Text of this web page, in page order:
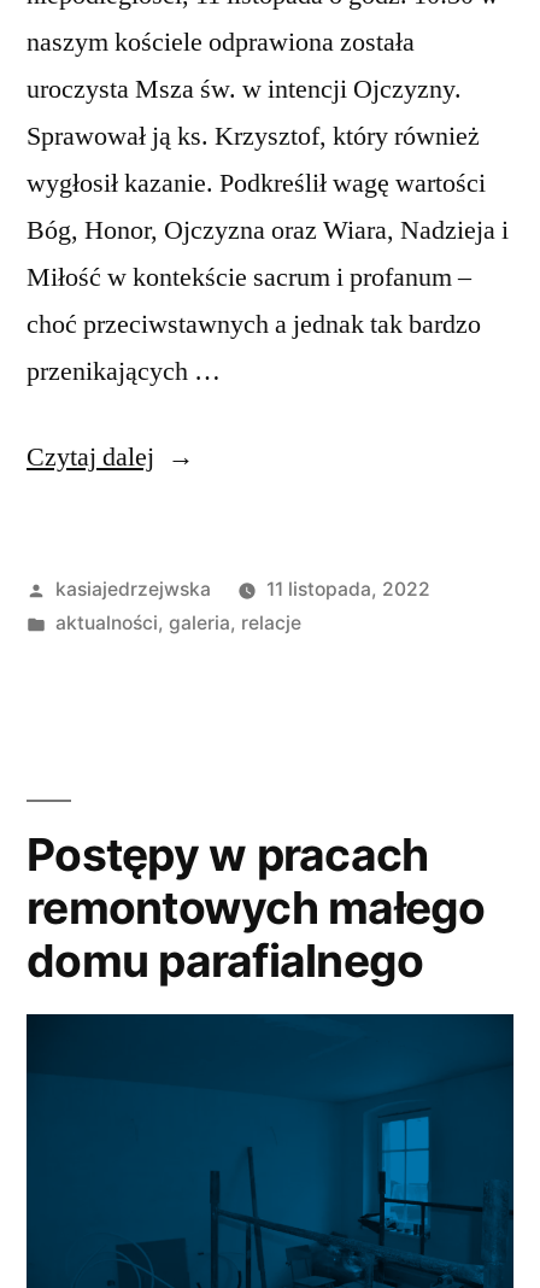
naszym kościele odprawiona została
uroczysta Msza św. w intencji Ojczyzny.
Sprawował ją ks. Krzysztof, który również
wygłosił kazanie. Podkreślił wagę wartości
Bóg, Honor, Ojczyzna oraz Wiara, Nadzieja i
Miłość w kontekście sacrum i profanum –
choć przeciwstawnych a jednak tak bardzo
przenikających …
Czytaj dalej „11
Msza
św.
Opublikowane
przez
kasiajedrzejwska
11 listopada, 2022
Opublikowano
aktualności, galeria, relacje
Postępy w pracach
remontowych małego
domu parafialnego